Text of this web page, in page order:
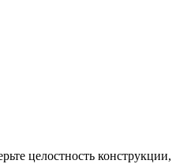
целостность конструкции,